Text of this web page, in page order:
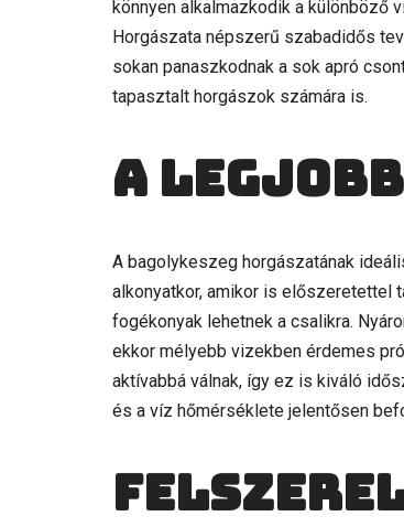
könnyen alkalmazkodik a különböző
Horgászata népszerű szabadidős
sokan panaszkodnak a sok apró
tapasztalt horgászok számára is.
A
A bagolykeszeg horgászatának
alkonyatkor, amikor is előszeretettel
fogékonyak lehetnek a csalikra.
ekkor mélyebb vizekben érdemes
aktívabbá válnak, így ez is kiváló
és a víz hőmérséklete jelentősen